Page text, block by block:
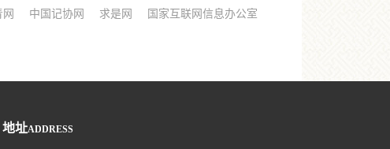
中国记协网 求是网
国家互联网信息办公室
地址ADDRESS